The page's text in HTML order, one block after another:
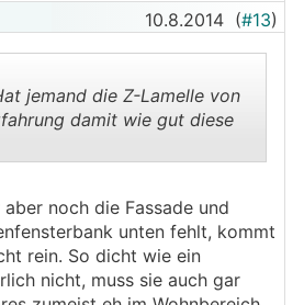
10.8.2014 (#13)
jemand die Z-Lamelle von
damit wie gut diese
noch die Fassade und
unten fehlt, kommt
rein. So dicht wie ein
nicht, muss sie auch gar